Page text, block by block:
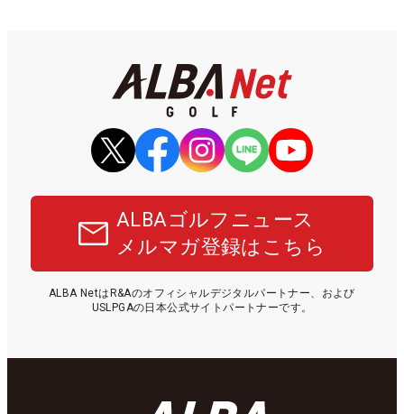
ALBAゴルフニュース
メルマガ登録はこちら
ALBA NetはR&Aのオフィシャルデジタルパートナー、および
USLPGAの日本公式サイトパートナーです。